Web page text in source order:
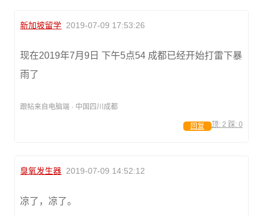
新加坡留学 2019-07-09 17:53:26
现在2019年7月9日 下午5点54 成都已经开始打雷下暴
雨了
跟帖来自电脑端 · 中国四川成都
顶: 2 踩: 0
回复
臭氧发生器 2019-07-09 14:52:12
凉了，凉了。